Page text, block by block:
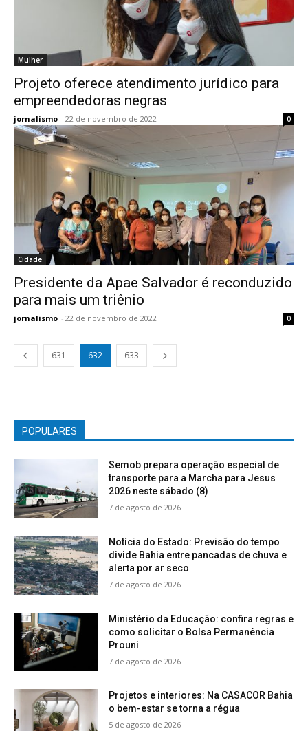
Mulher
Projeto oferece atendimento jurídico para
empreendedoras negras
jornalismo - 22 de novembro de 2022 0
Cidade
Presidente da Apae Salvador é reconduzido
para mais um triênio
jornalismo - 22 de novembro de 2022 0
631 632 633
POPULARES
Semob prepara operação especial de
transporte para a Marcha para Jesus
2026 neste sábado (8)
7 de agosto de 2026
Notícia do Estado: Previsão do tempo
divide Bahia entre pancadas de chuva e
alerta por ar seco
7 de agosto de 2026
Ministério da Educação: confira regras e
como solicitar o Bolsa Permanência
Prouni
7 de agosto de 2026
Projetos e interiores: Na CASACOR Bahia
o bem-estar se torna a régua
5 de agosto de 2026